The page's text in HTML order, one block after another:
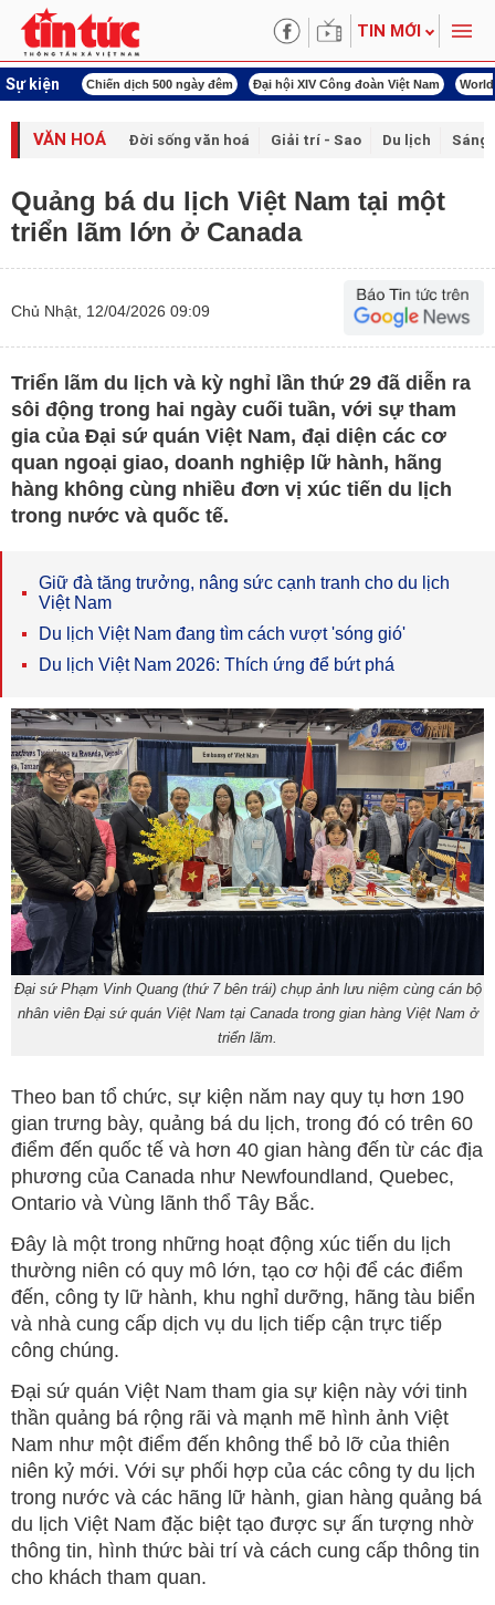
TIN MỚI
Sự kiện
ngày đêm Đại hội XIV Công đoàn Việt Nam World Cup 2026 Kỳ họp thứ
VĂN HOÁ Đời sống văn hoá Giải trí - Sao Du lịch Sáng
Quảng bá du lịch Việt Nam tại một
triển lãm lớn ở Canada
Chủ Nhật, 12/04/2026 09:09
Triển lãm du lịch và kỳ nghỉ lần thứ 29 đã diễn ra
sôi động trong hai ngày cuối tuần, với sự tham
gia của Đại sứ quán Việt Nam, đại diện các cơ
quan ngoại giao, doanh nghiệp lữ hành, hãng
hàng không cùng nhiều đơn vị xúc tiến du lịch
trong nước và quốc tế.
Giữ đà tăng trưởng, nâng sức cạnh tranh cho du lịch
Việt Nam
Du lịch Việt Nam đang tìm cách vượt 'sóng gió'
Du lịch Việt Nam 2026: Thích ứng để bứt phá
Đại sứ Phạm Vinh Quang (thứ 7 bên trái) chụp ảnh lưu niệm cùng cán bộ
nhân viên Đại sứ quán Việt Nam tại Canada trong gian hàng Việt Nam ở
triển lãm.
Theo ban tổ chức, sự kiện năm nay quy tụ hơn 190
gian trưng bày, quảng bá du lịch, trong đó có trên 60
điểm đến quốc tế và hơn 40 gian hàng đến từ các địa
phương của Canada như Newfoundland, Quebec,
Ontario và Vùng lãnh thổ Tây Bắc.
Đây là một trong những hoạt động xúc tiến du lịch
thường niên có quy mô lớn, tạo cơ hội để các điểm
đến, công ty lữ hành, khu nghỉ dưỡng, hãng tàu biển
và nhà cung cấp dịch vụ du lịch tiếp cận trực tiếp
công chúng.
Đại sứ quán Việt Nam tham gia sự kiện này với tinh
thần quảng bá rộng rãi và mạnh mẽ hình ảnh Việt
Nam như một điểm đến không thể bỏ lỡ của thiên
niên kỷ mới. Với sự phối hợp của các công ty du lịch
trong nước và các hãng lữ hành, gian hàng quảng bá
du lịch Việt Nam đặc biệt tạo được sự ấn tượng nhờ
thông tin, hình thức bài trí và cách cung cấp thông tin
cho khách tham quan.